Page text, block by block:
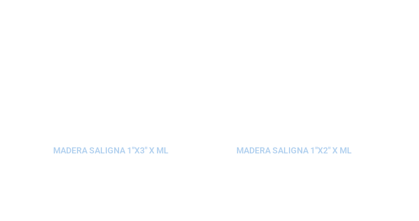
MADERA SALIGNA 1″X3″ X ML MADERA SALIGNA 1″X2″ X ML